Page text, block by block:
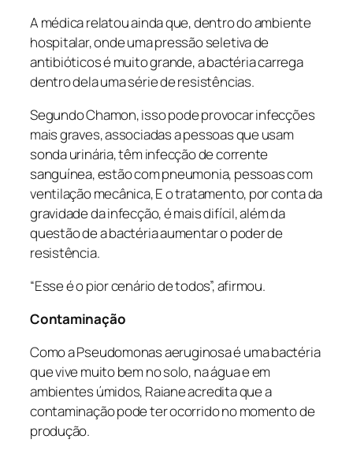
A médica relatou ainda que, dentro do ambiente
hospitalar, onde uma pressão seletiva de
antibióticos é muito grande, a bactéria carrega
dentro dela uma série de resistências.
Segundo Chamon, isso pode provocar infecções
mais graves, associadas a pessoas que usam
sonda urinária, têm infecção de corrente
sanguínea, estão com pneumonia, pessoas com
ventilação mecânica, E o tratamento, por conta da
gravidade da infecção, é mais difícil, além da
questão de a bactéria aumentar o poder de
resistência.
“Esse é o pior cenário de todos”, afirmou.
Contaminação
Como aPseudomonas aeruginosaé uma bactéria
que vive muito bem no solo, na água e em
ambientes úmidos, Raiane acredita que a
contaminação pode ter ocorrido no momento de
produção.